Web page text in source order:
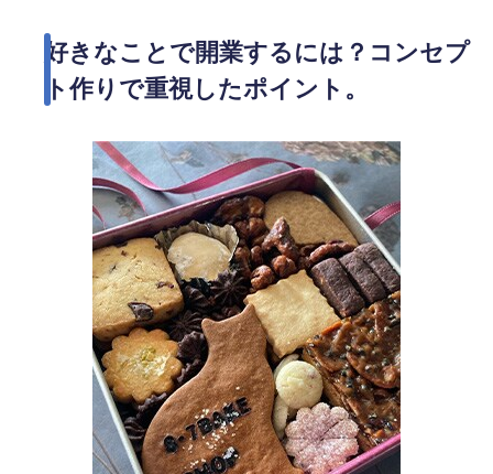
好きなことで開業するには？コンセプ
ト作りで重視したポイント。